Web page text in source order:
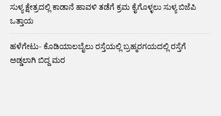
ಸುಳ್ಯ ಕ್ಷೇತ್ರದಲ್ಲಿ ಕಾಡಾನೆ ಹಾವಳಿ ತಡೆಗೆ ಕ್ರಮ ಕೈಗೊಳ್ಳಲು ಸುಳ್ಯ ಬಿಜೆಪಿ
ಒತ್ತಾಯ
ಹಳೆಗೇಟು- ಕೊಡಿಯಾಲಬೈಲು ರಸ್ತೆಯಲ್ಲಿ ಬ್ರಹ್ಮರಗಯದಲ್ಲಿ ರಸ್ತೆಗೆ
ಅಡ್ಡಲಾಗಿ ಬಿದ್ದ ಮರ